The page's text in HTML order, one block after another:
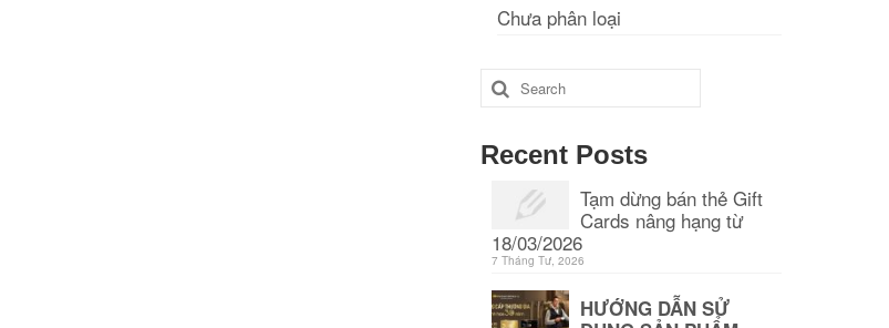
Chưa phân loại
Search
for:
Recent Posts
Tạm dừng bán thẻ Gift
Cards nâng hạng từ
18/03/2026
7 Tháng Tư, 2026
HƯỚNG DẪN SỬ